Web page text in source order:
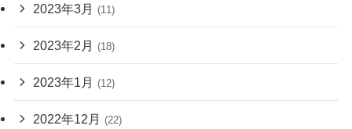
2023年3月 (11)
2023年2月 (18)
2023年1月 (12)
2022年12月 (22)